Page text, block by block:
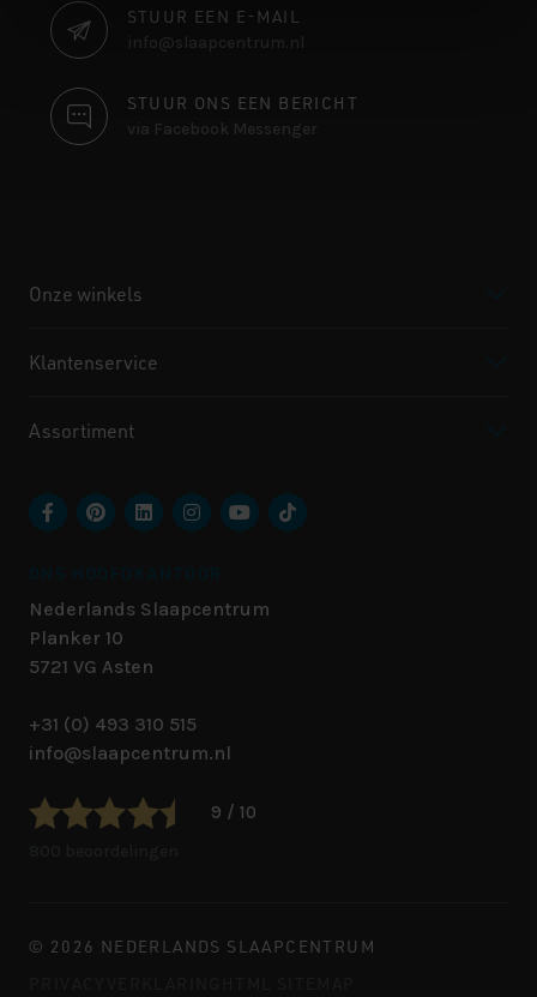
STUUR EEN E-MAIL
info@slaapcentrum.nl
STUUR ONS EEN BERICHT
via Facebook Messenger
Onze winkels
Klantenservice
Assortiment
Nederlands Slaapcentrum
Planker 10
5721 VG Asten
+31 (0) 493 310 515
info@slaapcentrum.nl
9 / 10
© 2026 NEDERLANDS SLAAPCENTRUM